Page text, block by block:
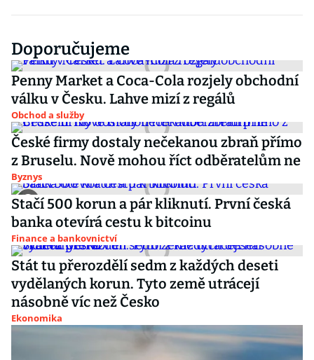
Doporučujeme
Penny Market a Coca-Cola rozjely obchodní
válku v Česku. Lahve mizí z regálů
Obchod a služby
České firmy dostaly nečekanou zbraň přímo
z Bruselu. Nově mohou říct odběratelům ne
Byznys
Stačí 500 korun a pár kliknutí. První česká
banka otevírá cestu k bitcoinu
Finance a bankovnictví
Stát tu přerozdělí sedm z každých deseti
vydělaných korun. Tyto země utrácejí
násobně víc než Česko
Ekonomika